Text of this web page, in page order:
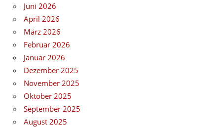
Juni 2026
April 2026
März 2026
Februar 2026
Januar 2026
Dezember 2025
November 2025
Oktober 2025
September 2025
August 2025